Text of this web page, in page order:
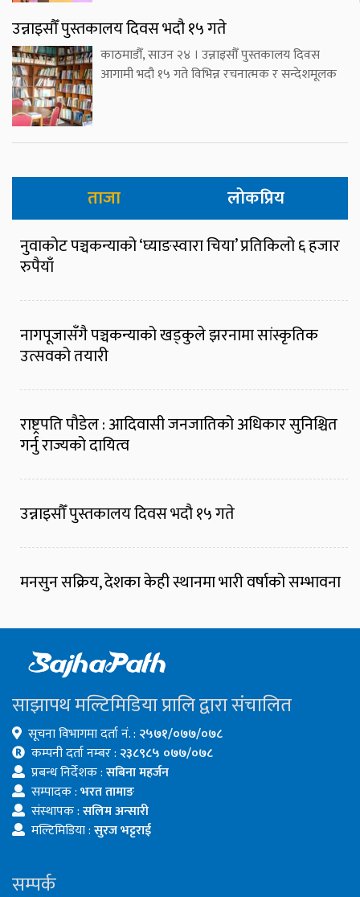
उन्नाइसौँ पुस्तकालय दिवस भदौ १५ गते
काठमाडौँ, साउन २४ । उन्नाइसौँ पुस्तकालय दिवस
आगामी भदौ १५ गते विभिन्न रचनात्मक र सन्देशमूलक
ताजा लोकप्रिय
नुवाकोट पञ्चकन्याको ‘घ्याङस्वारा चिया’ प्रतिकिलो ६ हजार
रुपैयाँ
नागपूजासँगै पञ्चकन्याको खड्कुले झरनामा सांस्कृतिक
उत्सवको तयारी
राष्ट्रपति पौडेल : आदिवासी जनजातिको अधिकार सुनिश्चित
गर्नु राज्यको दायित्व
उन्नाइसौँ पुस्तकालय दिवस भदौ १५ गते
मनसुन सक्रिय, देशका केही स्थानमा भारी वर्षाको सम्भावना
साझापथ मल्टिमिडिया प्रालि द्वारा संचालित
सूचना विभागमा दर्ता नं. : २५७१/०७७/०७८
कम्पनी दर्ता नम्बर : २३८९८५ ०७७/०७८
प्रबन्ध निर्देशक :सबिना महर्जन
सम्पादक :भरत तामाङ
संस्थापक :सलिम अन्सारी
मल्टिमिडिया :सुरज भट्टराई
सम्पर्क